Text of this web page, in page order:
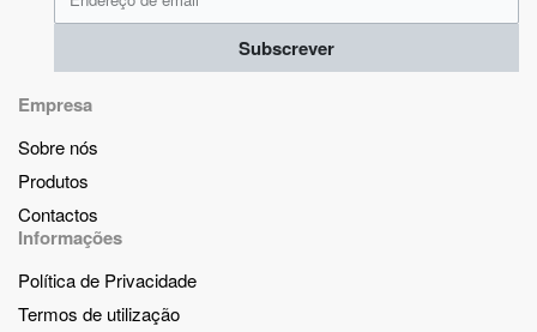
Subscrever
Empresa
Sobre nós
Produtos
Contactos
Informações
Política de Privacidade
Termos de utilização